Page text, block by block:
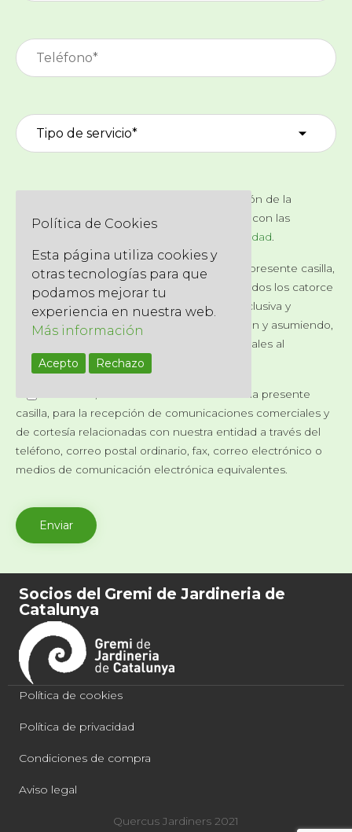
Usted consiente, a través de la marcación de la
presente casilla, al tratamiento de sus datos con las
Política de Privacidad
Declaro, a través de la marcación de la presente casilla,
bajo mi propia responsabilidad, tener cumplidos los catorce
años de edad, respondiendo de manera exclusiva y
personal de la veracidad de dicha declaración y asumiendo,
por ende, las posibles responsabilidades legales al
respecto.
Consiento, a través de la marcación de la presente
casilla, para la recepción de comunicaciones comerciales y
de cortesía relacionadas con nuestra entidad a través del
teléfono, correo postal ordinario, fax, correo electrónico o
medios de comunicación electrónica equivalentes.
Socios del Gremi de Jardineria de
Catalunya
Política de cookies
Política de privacidad
Condiciones de compra
Aviso legal
Quercus Jardiners 2021
Política de Cookies
Esta página utiliza cookies y
otras tecnologías para que
podamos mejorar tu
experiencia en nuestra web.
Más información
Acepto Rechazo